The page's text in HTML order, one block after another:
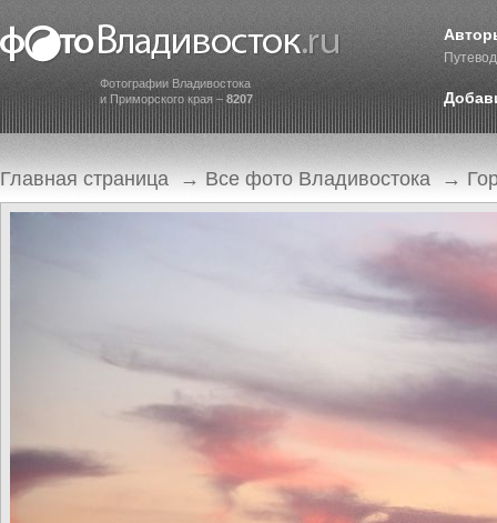
Фотографии Владивостока
и Приморского края – 8207
Главная страница → Все фото Владивостока →